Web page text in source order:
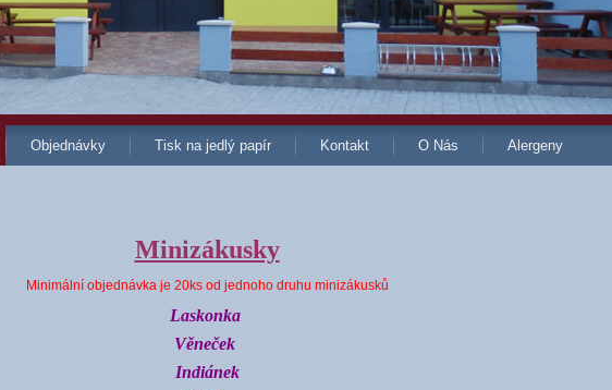
Objednávky Tisk na jedlý papír Kontakt O Nás Alergeny
Minizákusky
Minimální objednávka je 20ks od jednoho druhu minizákusků
Laskonka
Věneček
Indiánek